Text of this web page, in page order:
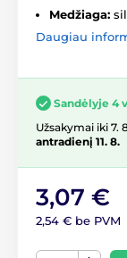
Medžiaga:
Daugiau
Sandėlyje 4
Užsakymai iki 7.
antradienį 11. 8.
3,07 €
2,54 € be PVM